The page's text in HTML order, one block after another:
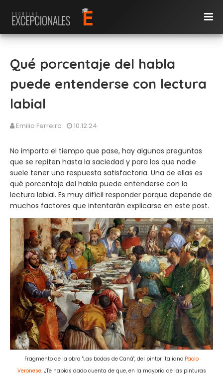
Qué porcentaje del habla
puede entenderse con lectura
labial
Emilio Ferreiro 10.12.24
No importa el tiempo que pase, hay algunas preguntas
que se repiten hasta la saciedad y para las que nadie
suele tener una respuesta satisfactoria. Una de ellas es
qué porcentaje del habla puede entenderse con la
lectura labial. Es muy difícil responder porque depende de
muchos factores que intentarán explicarse en este post.
Fragmento de la obra "Las bodas de Caná", del pintor italiano Paolo
Veronese. ¿Te habías dado cuenta de que, en la mayoría de las pinturas